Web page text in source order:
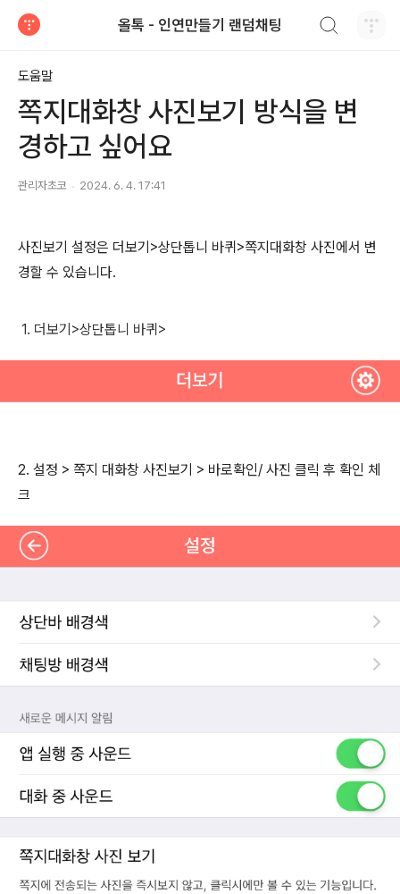
올톡 - 인연만들기 랜덤채팅
도움말
쪽지대화창 사진보기 방식을 변
경하고 싶어요
관리자초코 2024. 6. 4. 17:41
사진보기 설정은 더보기>상단톱니 바퀴>쪽지대화창 사진에서 변
경할 수 있습니다.
1. 더보기>상단톱니 바퀴>
2. 설정 > 쪽지 대화창 사진보기 > 바로확인/ 사진 클릭 후 확인 체
크